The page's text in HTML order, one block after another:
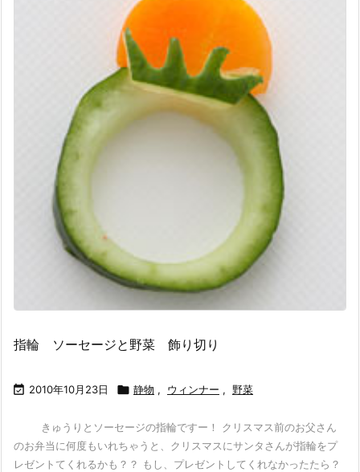
指輪 ソーセージと野菜 飾り切り
 2010年10月23日  静物 , ウィンナー , 野菜
きゅうりとソーセージの指輪ですー！ クリスマス前のお父さん
のお弁当に何度もいれちゃうと、クリスマスにサンタさんが指輪をプ
レゼントてくれるかも？？ もし、プレゼントしてくれなかったたら？